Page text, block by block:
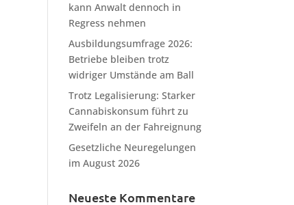
kann Anwalt dennoch in
Regress nehmen
Ausbildungsumfrage 2026:
Betriebe bleiben trotz
widriger Umstände am Ball
Trotz Legalisierung: Starker
Cannabiskonsum führt zu
Zweifeln an der Fahreignung
Gesetzliche Neuregelungen
im August 2026
Neueste Kommentare